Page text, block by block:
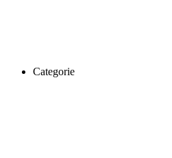
Categorie